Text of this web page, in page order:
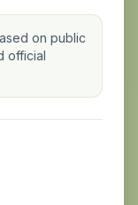
on public
official